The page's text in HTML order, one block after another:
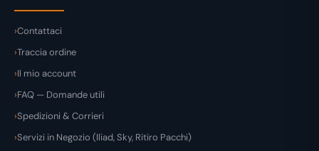
Contattaci
Traccia ordine
Il mio account
FAQ — Domande utili
Spedizioni & Corrieri
Servizi in Negozio (Iliad, Sky, Ritiro Pacchi)